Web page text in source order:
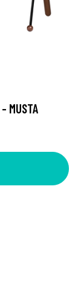
MUSTA